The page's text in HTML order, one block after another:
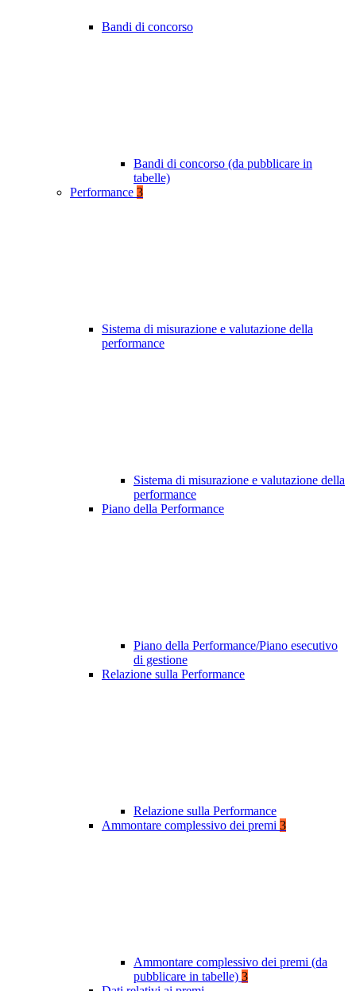
Bandi di concorso
Bandi di concorso (da pubblicare in
tabelle)
Performance 3
Sistema di misurazione e valutazione della
performance
Sistema di misurazione e valutazione della
performance
Piano della Performance
Piano della Performance/Piano esecutivo
di gestione
Relazione sulla Performance
Relazione sulla Performance
Ammontare complessivo dei premi 3
Ammontare complessivo dei premi (da
pubblicare in tabelle) 3